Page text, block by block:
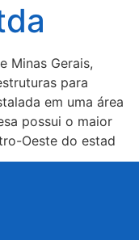
Minas Gerais,
para
em uma área
possui o maior
Oeste do estad